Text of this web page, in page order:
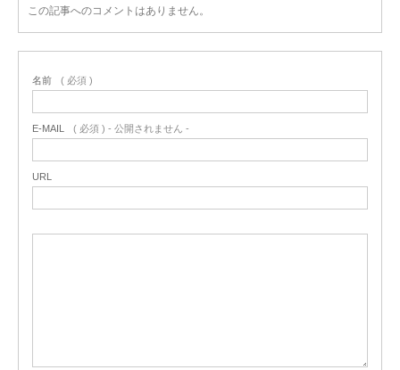
この記事へのコメントはありません。
名前 ( 必須 )
E-MAIL ( 必須 ) - 公開されません -
URL